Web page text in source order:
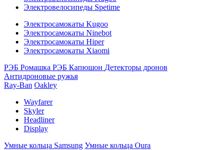
Электровелосипеды Spetime
Электросамокаты Kugoo
Электросамокаты Ninebot
Электросамокаты Hiper
Электросамокаты Xiaomi
РЭБ Ромашка РЭБ Капюшон Детекторы дронов
Антидроновые ружья
Ray-Ban Oakley
Wayfarer
Skyler
Headliner
Display
Умные кольца Samsung Умные кольца Oura